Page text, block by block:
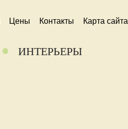
Цены Контакты Карта сайта
ИНТЕРЬЕРЫ